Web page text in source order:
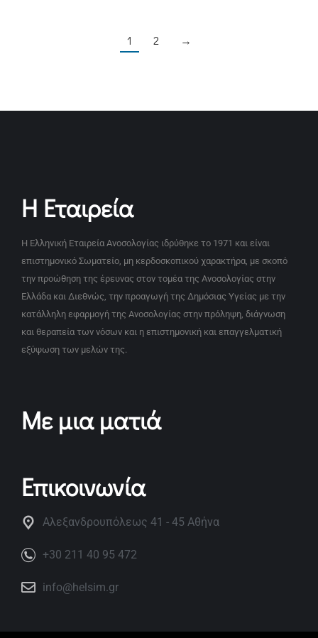
1 2 →
Η Εταιρεία
Η Ελληνική Εταιρεία Ανοσολογίας ιδρύθηκε το 1971 και είναι
επιστημονικό Σωματείο, μη κερδοσκοπικού χαρακτήρα, με σκοπό
την προώθηση της έρευνας στον τομέα της Ανοσολογίας στην
Ελλάδα και Διεθνώς, την προαγωγή της Δημόσιας Υγείας με την
κατάλληλη εφαρμογή της Ανοσολογίας στην πρόληψη, διάγνωση
και θεραπεία των νόσων και η επιστημονική και επαγγελματική
εξύψωση των μελών της.
Με μια ματιά
Επικοινωνία
Αλεξανδρουπόλεως 41 - 45 Αθήνα
+30 211 40 95 472
info@helsim.gr